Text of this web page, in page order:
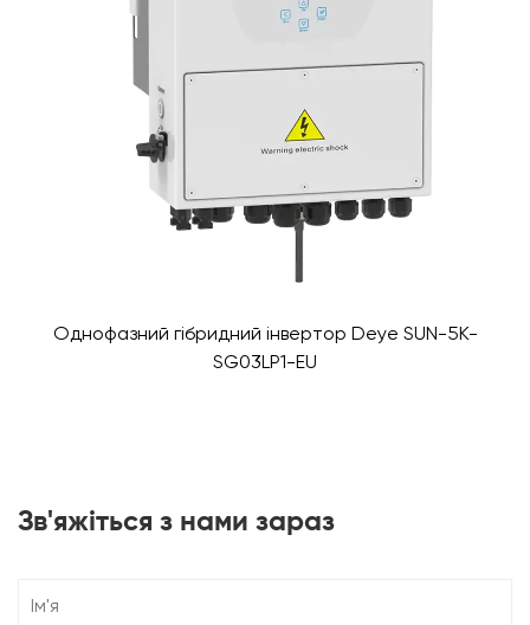
Однофазний гібридний інвертор Deye SUN-5K-
SG03LP1-EU
Зв'яжіться з нами зараз